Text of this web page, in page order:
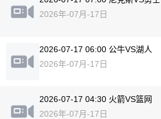
2026年-07月-17日
2026-07-17 06:00 公牛VS湖人
2026年-07月-17日
2026-07-17 04:30 火箭VS篮网
2026年-07月-17日